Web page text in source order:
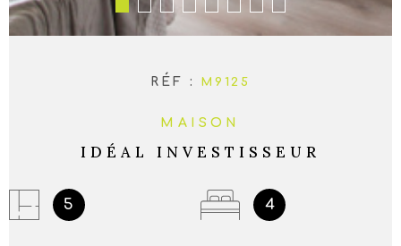
RÉF : M9125
MAISON
IDÉAL INVESTISSEUR
5 4